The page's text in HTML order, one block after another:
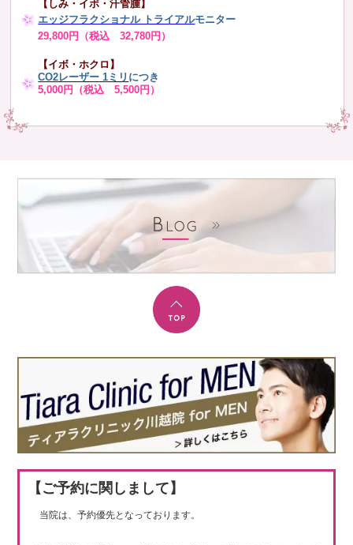
【しみ・イボ・汗管腫】
エッジフラクショナル トライアルモニター
29,800円（税込 32,780円）
【イボ・ホクロ】
CO2レーザー 1ミリ につき
5,000円（税込 5,500円）
【ご予約に関しまして】
当院は、予約優先となっております。